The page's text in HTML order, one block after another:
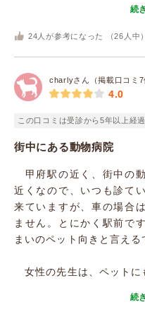
続
24 人が参考になった （26 人中）
charlyさん（掲載口コミ7
4.0
この口コミは受診から5年以上経
街中にある動物病院
甲府駅の近く、街中の
近くなので、いつも診て
来ていますが、車の場合
ません。とにかく駅前で
まいのペット向きと言える
女性の先生は、ペットに
続